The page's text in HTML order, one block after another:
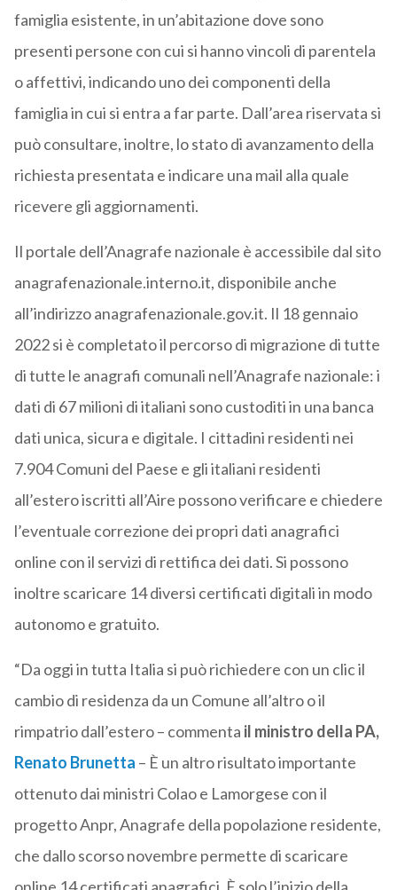
famiglia esistente, in un’abitazione dove sono
presenti persone con cui si hanno vincoli di parentela
o affettivi, indicando uno dei componenti della
famiglia in cui si entra a far parte. Dall’area riservata si
può consultare, inoltre, lo stato di avanzamento della
richiesta presentata e indicare una mail alla quale
ricevere gli aggiornamenti.
Il portale dell’Anagrafe nazionale è accessibile dal sito
anagrafenazionale.interno.it, disponibile anche
all’indirizzo anagrafenazionale.gov.it. Il 18 gennaio
2022 si è completato il percorso di migrazione di tutte
di tutte le anagrafi comunali nell’Anagrafe nazionale: i
dati di 67 milioni di italiani sono custoditi in una banca
dati unica, sicura e digitale. I cittadini residenti nei
7.904 Comuni del Paese e gli italiani residenti
all’estero iscritti all’Aire possono verificare e chiedere
l’eventuale correzione dei propri dati anagrafici
online con il servizi di rettifica dei dati. Si possono
inoltre scaricare 14 diversi certificati digitali in modo
autonomo e gratuito.
“Da oggi in tutta Italia si può richiedere con un clic il
cambio di residenza da un Comune all’altro o il
rimpatrio dall’estero – commenta il ministro della PA,
Renato Brunetta – È un altro risultato importante
ottenuto dai ministri Colao e Lamorgese con il
progetto Anpr, Anagrafe della popolazione residente,
che dallo scorso novembre permette di scaricare